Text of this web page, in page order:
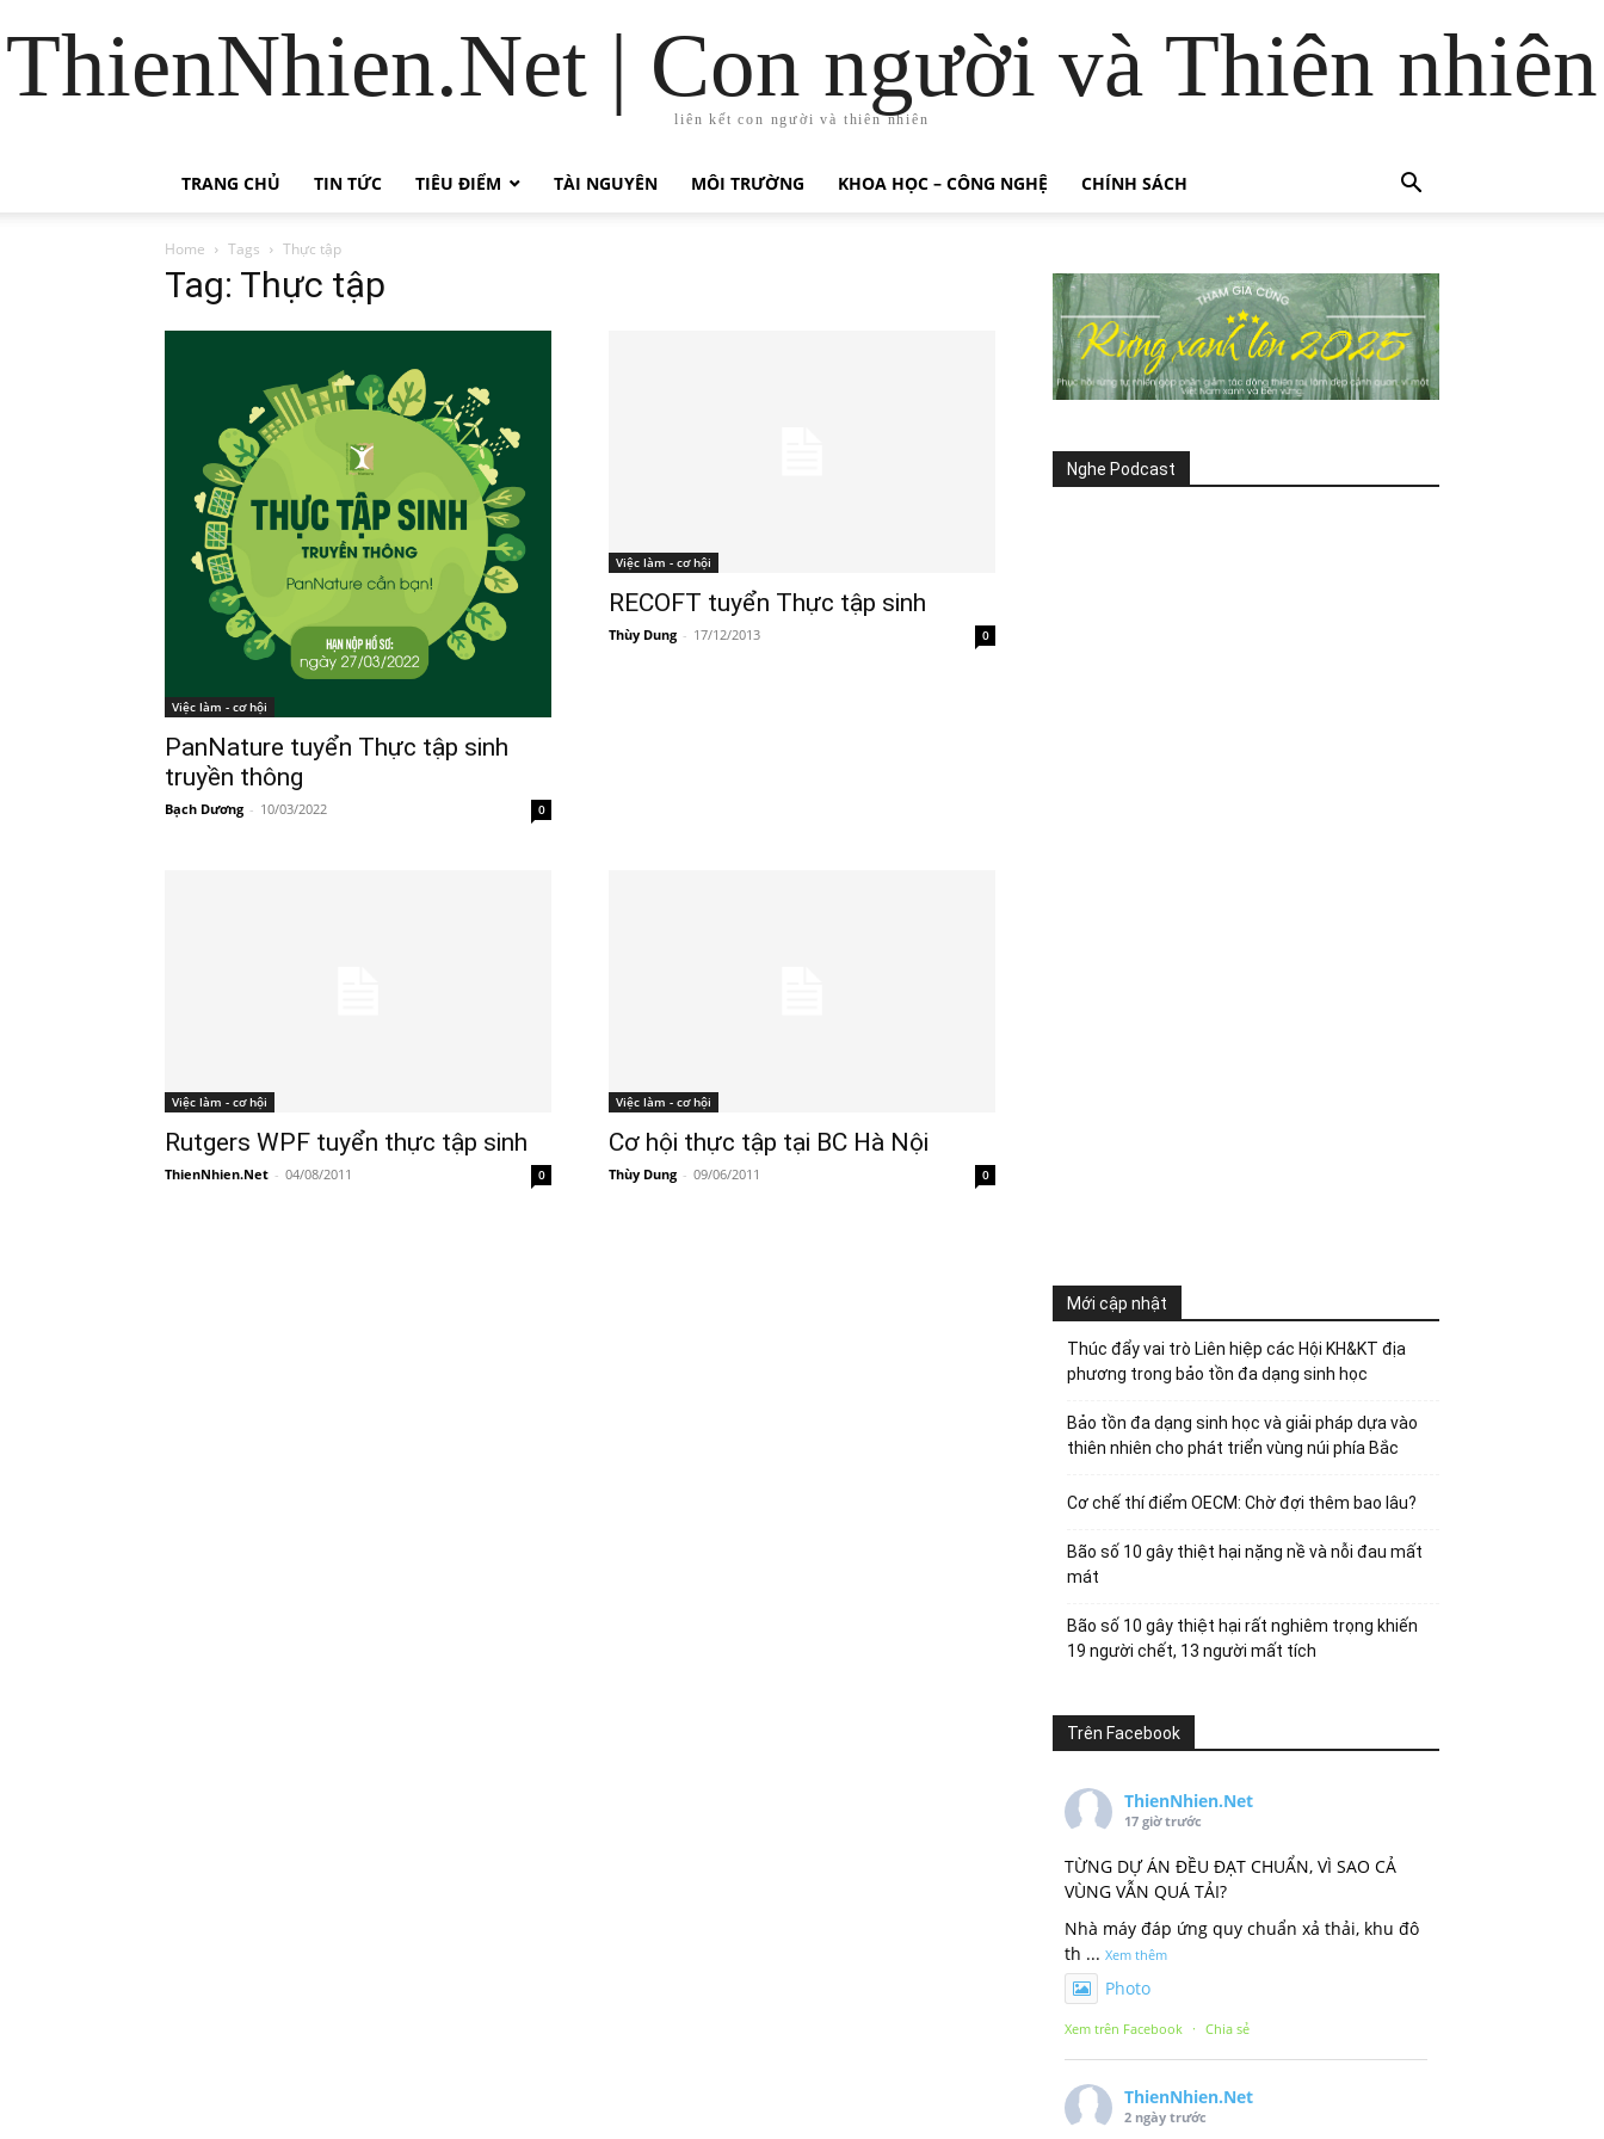
ThienNhien.Net | Con người và Thiên nhiên
liên kết con người và thiên nhiên
TRANG CHỦ TIN TỨC TIÊU ĐIỂM TÀI NGUYÊN MÔI TRƯỜNG KHOA HỌC – CÔNG NGHỆ CHÍNH SÁCH
Home Tags Thực tập
Tag: Thực tập
Việc làm - cơ hội
PanNature tuyển Thực tập sinh
truyền thông
Bạch Dương - 10/03/2022 0
Việc làm - cơ hội
RECOFT tuyển Thực tập sinh
Thùy Dung - 17/12/2013 0
Việc làm - cơ hội
Rutgers WPF tuyển thực tập sinh
ThienNhien.Net - 04/08/2011 0
Việc làm - cơ hội
Cơ hội thực tập tại BC Hà Nội
Thùy Dung - 09/06/2011 0
Nghe Podcast
Mới cập nhật
Thúc đẩy vai trò Liên hiệp các Hội KH&KT địa
phương trong bảo tồn đa dạng sinh học
Bảo tồn đa dạng sinh học và giải pháp dựa vào
thiên nhiên cho phát triển vùng núi phía Bắc
Cơ chế thí điểm OECM: Chờ đợi thêm bao lâu?
Bão số 10 gây thiệt hại nặng nề và nỗi đau mất
mát
Bão số 10 gây thiệt hại rất nghiêm trọng khiến
19 người chết, 13 người mất tích
Trên Facebook
ThienNhien.Net
17 giờ trước
TỪNG DỰ ÁN ĐỀU ĐẠT CHUẨN, VÌ SAO CẢ
VÙNG VẪN QUÁ TẢI?
Nhà máy đáp ứng quy chuẩn xả thải, khu đô
th ... Xem thêm
Photo
Xem trên Facebook · Chia sẻ
ThienNhien.Net
2 ngày trước